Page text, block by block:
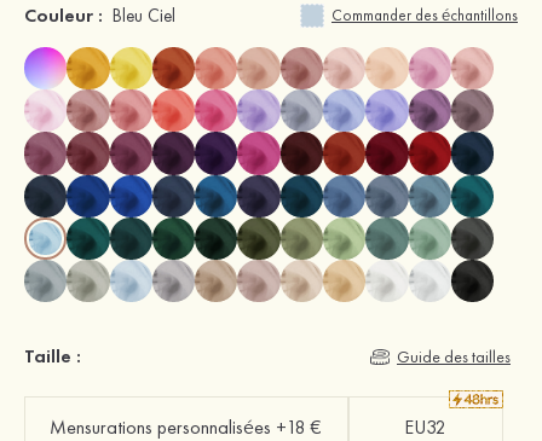
Couleur : Bleu Ciel Commander des échantillons
Taille : Guide des tailles
Mensurations personnalisées +18 € EU32